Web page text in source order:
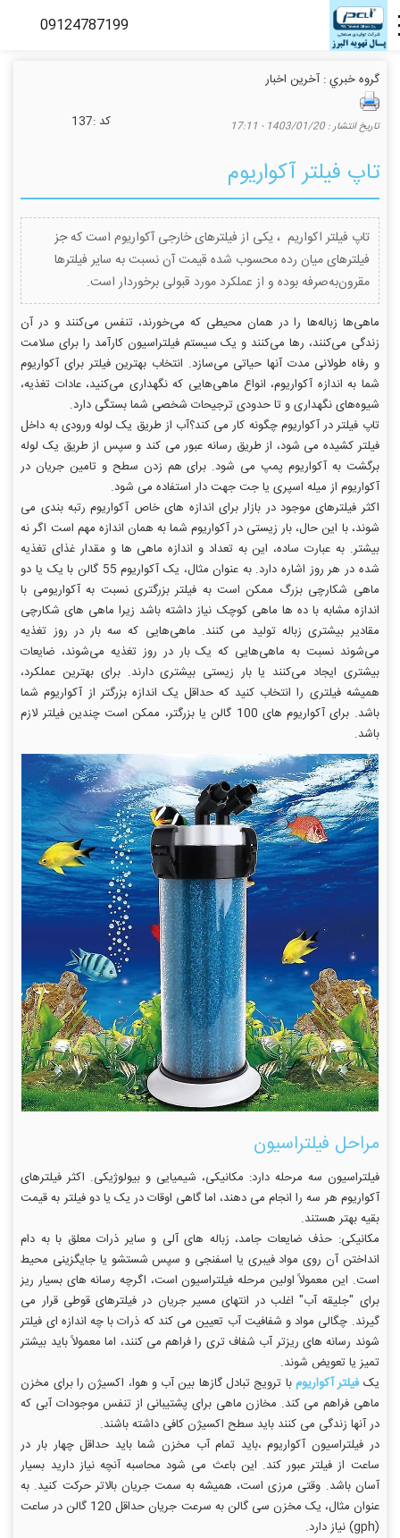
گروه خبري :آخرین اخبار
تاريخ انتشار :1403/01/20 - 17:11 كد :137
تاپ فیلتر آکواریوم
تاپ فیلتر اکواریم ، یکی از فیلترهای خارجی آکواریوم است که جز
فیلترهای میان رده محسوب شده قیمت آن نسبت به سایر فیلترها
مقرون‌به‌صرفه بوده و از عملکرد مورد قبولی برخوردار است.
ماهی‌ها زباله‌ها را در همان محیطی که می‌خورند، تنفس می‌کنند و در آن
زندگی می‌کنند، رها می‌کنند و یک سیستم فیلتراسیون کارآمد را برای سلامت
و رفاه طولانی ‌مدت آنها حیاتی می‌سازد. انتخاب بهترین فیلتر برای آکواریوم
شما به اندازه آکواریوم، انواع ماهی‌هایی که نگهداری می‌کنید، عادات تغذیه،
شیوه‌های نگهداری و تا حدودی ترجیحات شخصی شما بستگی دارد.
تاپ فیلتر در آکواریوم چگونه کار می کند؟آب از طریق یک لوله ورودی به داخل
فیلتر کشیده می شود، از طریق رسانه عبور می کند و سپس از طریق یک لوله
برگشت به آکواریوم پمپ می شود. برای هم زدن سطح و تامین جریان در
آکواریوم از میله اسپری یا جت جهت دار استفاده می شود.
اکثر فیلترهای موجود در بازار برای اندازه های خاص آکواریوم رتبه بندی می
شوند، با این حال، بار زیستی در آکواریوم شما به همان اندازه مهم است اگر نه
بیشتر. به عبارت ساده، این به تعداد و اندازه ماهی ها و مقدار غذای تغذیه
شده در هر روز اشاره دارد. به عنوان مثال، یک آکواریوم 55 گالن با یک یا دو
ماهی شکارچی بزرگ ممکن است به فیلتر بزرگتری نسبت به آکواریومی با
اندازه مشابه با ده ها ماهی کوچک نیاز داشته باشد زیرا ماهی های شکارچی
مقادیر بیشتری زباله تولید می کنند. ماهی‌هایی که سه بار در روز تغذیه
می‌شوند نسبت به ماهی‌هایی که یک بار در روز تغذیه می‌شوند، ضایعات
بیشتری ایجاد می‌کنند یا بار زیستی بیشتری دارند. برای بهترین عملکرد،
همیشه فیلتری را انتخاب کنید که حداقل یک اندازه بزرگتر از آکواریوم شما
باشد. برای آکواریوم های 100 گالن یا بزرگتر، ممکن است چندین فیلتر لازم
باشد.
مراحل فیلتراسیون
فیلتراسیون سه مرحله دارد: مکانیکی، شیمیایی و بیولوژیکی. اکثر فیلترهای
آکواریوم هر سه را انجام می دهند، اما گاهی اوقات در یک یا دو فیلتر به قیمت
بقیه بهتر هستند.
مکانیکی: حذف ضایعات جامد، زباله های آلی و سایر ذرات معلق با به دام
انداختن آن روی مواد فیبری یا اسفنجی و سپس شستشو یا جایگزینی محیط
است. این معمولاً اولین مرحله فیلتراسیون است، اگرچه رسانه های بسیار ریز
برای "جلیقه آب" اغلب در انتهای مسیر جریان در فیلترهای قوطی قرار می
گیرند. چگالی مواد و شفافیت آب تعیین می کند که ذرات با چه اندازه ای فیلتر
شوند رسانه های ریزتر آب شفاف تری را فراهم می کنند، اما معمولاً باید بیشتر
تمیز یا تعویض شوند.
یکفیلتر آکواریومبا ترویج تبادل گازها بین آب و هوا، اکسیژن را برای مخزن
ماهی فراهم می کند. مخازن ماهی برای پشتیبانی از تنفس موجودات آبی که
در آنها زندگی می کنند باید سطح اکسیژن کافی داشته باشند.
در فیلتراسیون آکواریوم ،باید تمام آب مخزن شما باید حداقل چهار بار در
ساعت از فیلتر عبور کند. این باعث می شود محاسبه آنچه نیاز دارید بسیار
آسان باشد. وقتی مرزی است، همیشه به سمت جریان بالاتر حرکت کنید. به
عنوان مثال، یک مخزن سی گالن به سرعت جریان حداقل 120 گالن در ساعت
(gph) نیاز دارد.